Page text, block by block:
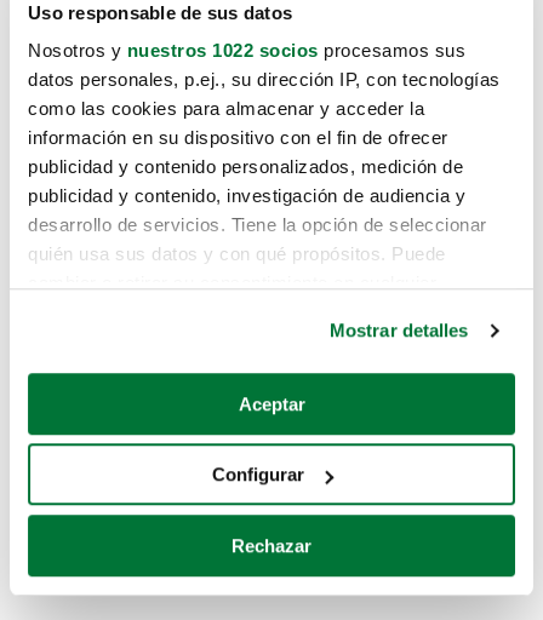
Uso responsable de sus datos
Nosotros y nuestros 1022 socios procesamos sus
datos personales, p.ej., su dirección IP, con tecnologías
como las cookies para almacenar y acceder la
información en su dispositivo con el fin de ofrecer
publicidad y contenido personalizados, medición de
publicidad y contenido, investigación de audiencia y
desarrollo de servicios. Tiene la opción de seleccionar
quién usa sus datos y con qué propósitos. Puede
Si lo permite, también quisiéramos:
Recopilar información sobre su ubicación geográfica
Identificar su dispositivo analizándolo activamente
para buscar características específicas (huellas
Obtenga más información sobre cómo se procesan sus
Mostrar detalles
Aceptar
Configurar
Rechazar
Lo sentimos, no sabemos como
te hemos traido hasta aquí.
Pero puedes encontrar el coche que estás
buscando en alguno de estos enlaces:
Coches de segunda mano
Coches de km0